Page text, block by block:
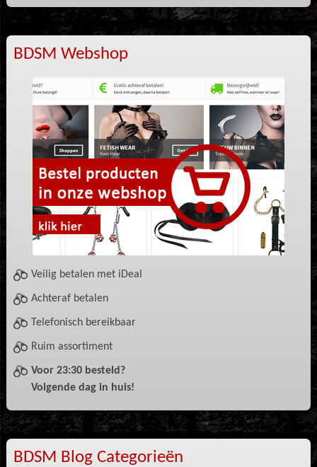
BDSM Webshop
Veilig betalen met iDeal
Achteraf betalen
Telefonisch bereikbaar
Ruim assortiment
Voor 23:30 besteld?
Volgende dag in huis!
BDSM Blog Categorieën